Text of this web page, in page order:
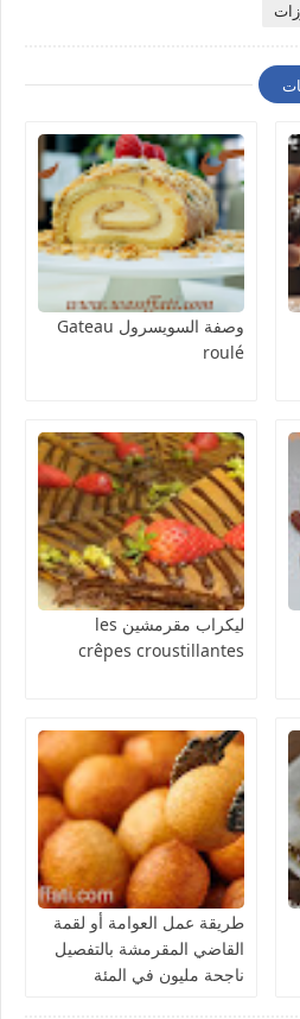
وصفة السويسرول Gateau
roulé
ليكراب مقرمشين les
crêpes croustillantes
طريقة عمل العوامة أو لقمة
القاضي المقرمشة بالتفصيل
ناجحة مليون في المئة